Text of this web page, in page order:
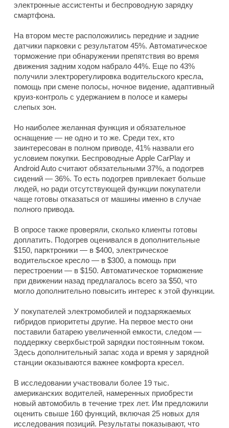
электронные ассистенты и беспроводную зарядку
смартфона.
На втором месте расположились передние и задние
датчики парковки с результатом 45%. Автоматическое
торможение при обнаружении препятствия во время
движения задним ходом набрало 44%. Еще по 43%
получили электрорегулировка водительского кресла,
помощь при смене полосы, ночное видение, адаптивный
круиз-контроль с удержанием в полосе и камеры
слепых зон.
Но наиболее желанная функция и обязательное
оснащение — не одно и то же. Среди тех, кто
заинтересован в полном приводе, 41% назвали его
условием покупки. Беспроводные Apple CarPlay и
Android Auto считают обязательными 37%, а подогрев
сидений — 36%. То есть подогрев привлекает больше
людей, но ради отсутствующей функции покупатели
чаще готовы отказаться от машины именно в случае
полного привода.
В опросе также проверяли, сколько клиенты готовы
доплатить. Подогрев оценивался в дополнительные
$150, парктроники — в $400, электрическое
водительское кресло — в $300, а помощь при
перестроении — в $150. Автоматическое торможение
при движении назад предлагалось всего за $50, что
могло дополнительно повысить интерес к этой функции.
У покупателей электромобилей и подзаряжаемых
гибридов приоритеты другие. На первое место они
поставили батарею увеличенной емкости, следом —
поддержку сверхбыстрой зарядки постоянным током.
Здесь дополнительный запас хода и время у зарядной
станции оказываются важнее комфорта кресел.
В исследовании участвовали более 19 тыс.
американских водителей, намеренных приобрести
новый автомобиль в течение трех лет. Им предложили
оценить свыше 160 функций, включая 25 новых для
исследования позиций. Результаты показывают, что